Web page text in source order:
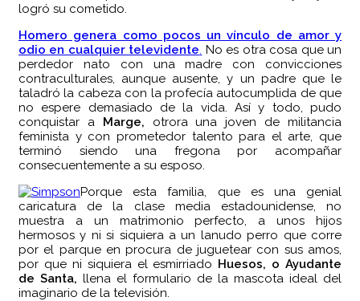
logró su cometido.
Homero genera como pocos un vínculo de amor y
odio en cualquier televidente No es otra cosa que un
perdedor nato con una madre con convicciones
contraculturales, aunque ausente, y un padre que le
taladró la cabeza con la profecía autocumplida de que
no espere demasiado de la vida. Así y todo, pudo
conquistar a Marge, otrora una joven de militancia
feminista y con prometedor talento para el arte, que
terminó siendo una fregona por acompañar
consecuentemente a su esposo.
Porque esta familia, que es una genial
caricatura de la clase media estadounidense, no
muestra a un matrimonio perfecto, a unos hijos
hermosos y ni si siquiera a un lanudo perro que corre
por el parque en procura de juguetear con sus amos,
por que ni siquiera el esmirriado Huesos, o Ayudante
de Santa, llena el formulario de la mascota ideal del
imaginario de la televisión.